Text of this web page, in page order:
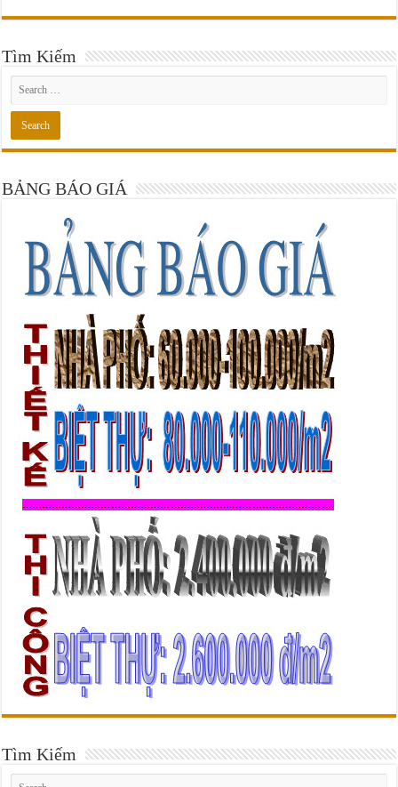
Tìm Kiếm
BẢNG BÁO GIÁ
Tìm Kiếm